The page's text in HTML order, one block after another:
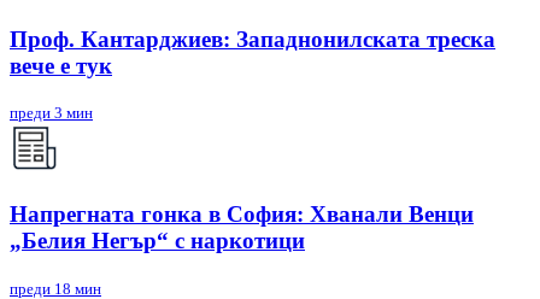
Проф. Кантарджиев: Западнонилската треска
вече е тук
преди 3 мин
Напрегната гонка в София: Хванали Венци
„Белия Негър“ с наркотици
преди 18 мин